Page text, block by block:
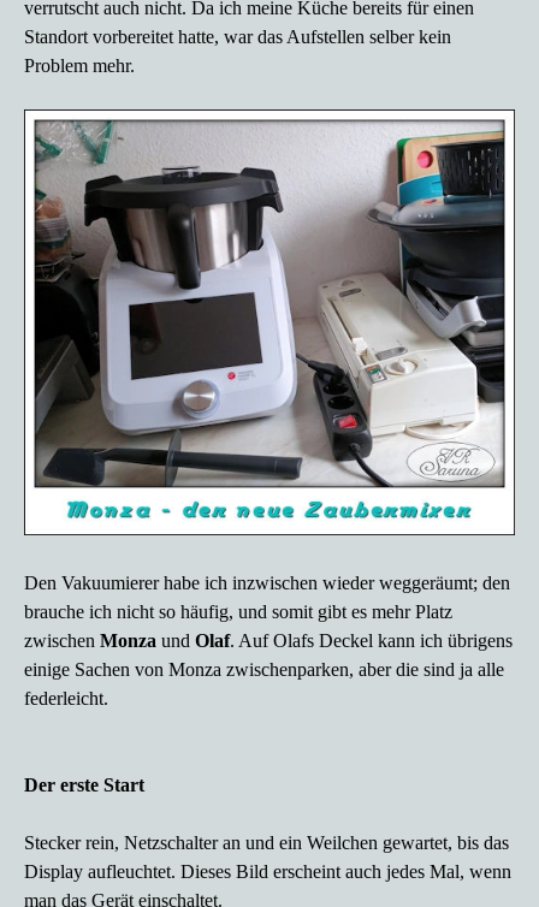
verrutscht auch nicht. Da ich meine Küche bereits für einen
Standort vorbereitet hatte, war das Aufstellen selber kein
Problem mehr.
Den Vakuumierer habe ich inzwischen wieder weggeräumt; den
brauche ich nicht so häufig, und somit gibt es mehr Platz
zwischen Monza und Olaf. Auf Olafs Deckel kann ich übrigens
einige Sachen von Monza zwischenparken, aber die sind ja alle
federleicht.
Der erste Start
Stecker rein, Netzschalter an und ein Weilchen gewartet, bis das
Display aufleuchtet. Dieses Bild erscheint auch jedes Mal, wenn
man das Gerät einschaltet.